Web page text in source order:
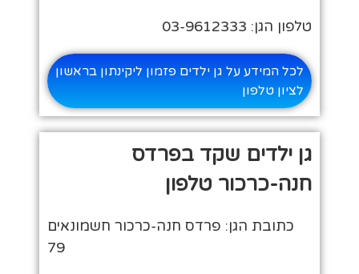
טלפון הגן: 03-9612333
לכל המידע על גן ילדים פזמון ליקינתון בראשון
לציון טלפון
גן ילדים שקד בפרדס
חנה-כרכור טלפון
כתובת הגן: פרדס חנה-כרכור חשמונאים
79